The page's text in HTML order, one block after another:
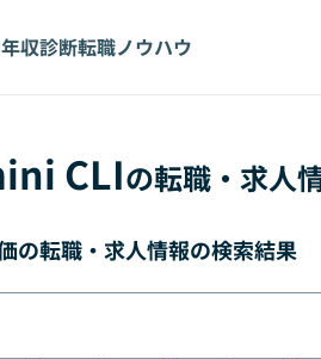
年収診断転職ノウハウ
CLIの転職・求人
の転職・求人情報の検索結果